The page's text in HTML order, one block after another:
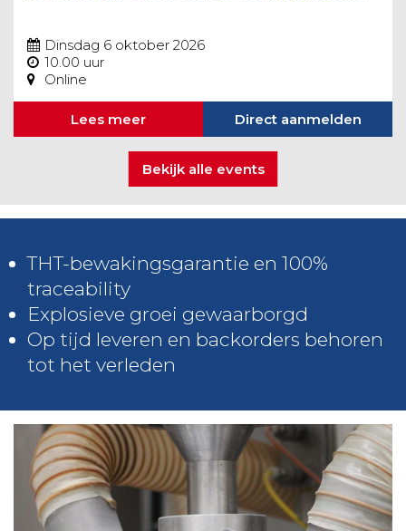
Dinsdag 6 oktober 2026
10.00 uur
Online
Lees meer Direct aanmelden
Bekijk alle events
THT-bewakingsgarantie en 100%
traceability
Explosieve groei gewaarborgd
Op tijd leveren en backorders behoren
tot het verleden